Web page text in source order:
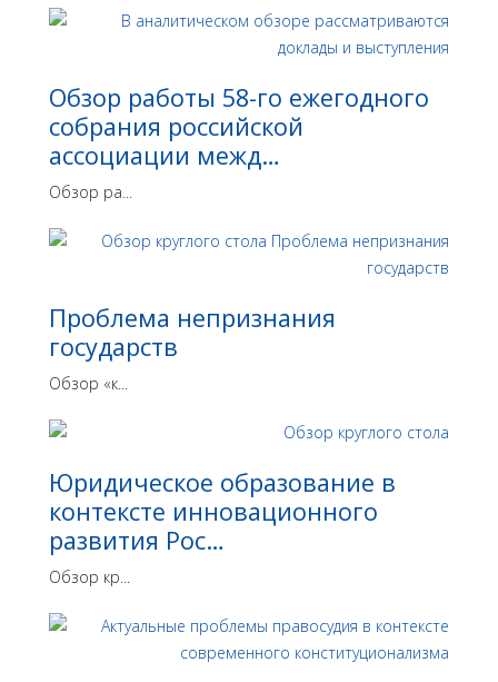
Обзор работы 58-го ежегодного
собрания российской
ассоциации межд…
Обзор ра...
Проблема непризнания
государств
Обзор «к...
Юридическое образование в
контексте инновационного
развития Рос…
Обзор кр...